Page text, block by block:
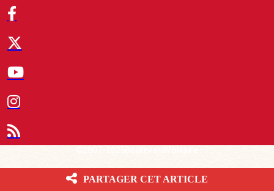
Le Fil d’actualité BV
PARTAGER CET ARTICLE